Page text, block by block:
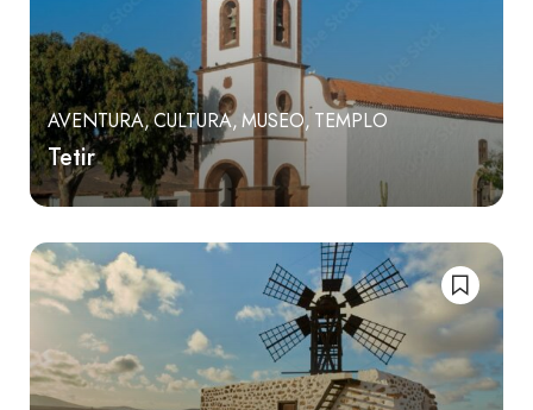
AVENTURA CULTURA MUSEO TEMPLO
Tetir